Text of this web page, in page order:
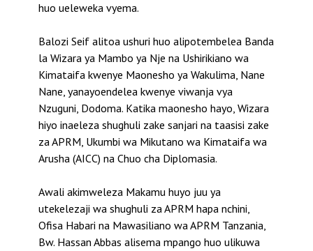
huo ueleweka vyema.
Balozi Seif alitoa ushuri huo alipotembelea Banda
la Wizara ya Mambo ya Nje na Ushirikiano wa
Kimataifa kwenye Maonesho ya Wakulima, Nane
Nane, yanayoendelea kwenye viwanja vya
Nzuguni, Dodoma. Katika maonesho hayo, Wizara
hiyo inaeleza shughuli zake sanjari na taasisi zake
za APRM, Ukumbi wa Mikutano wa Kimataifa wa
Arusha (AICC) na Chuo cha Diplomasia.
Awali akimweleza Makamu huyo juu ya
utekelezaji wa shughuli za APRM hapa nchini,
Ofisa Habari na Mawasiliano wa APRM Tanzania,
Bw. Hassan Abbas alisema mpango huo ulikuwa